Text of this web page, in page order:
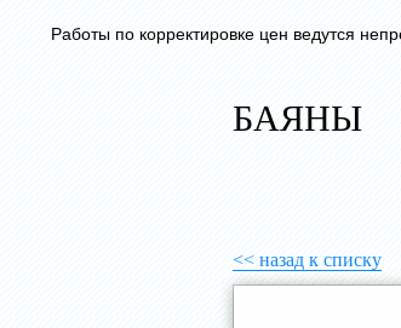
Работы по корректировке цен ведутся
БАЯНЫ
<< назад к списку